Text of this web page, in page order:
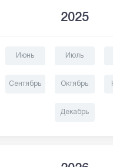
2025
Июнь Июль
Сентябрь Октябрь
Декабрь